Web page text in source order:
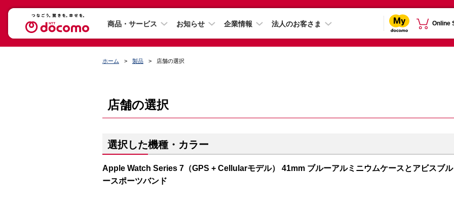
商品・サービス お知らせ 企業情報 法人のお客さま Online
ホーム 製品 店舗の選択
店舗の選択
選択した機種・カラー
Apple Watch Series 7（GPS + Cellularモデル） 41mm ブルーアルミニウムケースとアビスブル
ースポーツバンド